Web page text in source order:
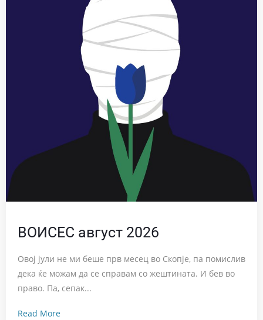
ВОИСЕС август 2026
Овој јули не ми беше прв месец во Скопје, па помислив
дека ќе можам да се справам со жештината. И бев во
право. Па, сепак...
Read More